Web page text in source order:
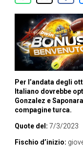
Per l’andata degli
Italiano dovrebbe
Gonzalez e
compagine turca.
Quote del: 7/3/2023
Fischio d’inizio: